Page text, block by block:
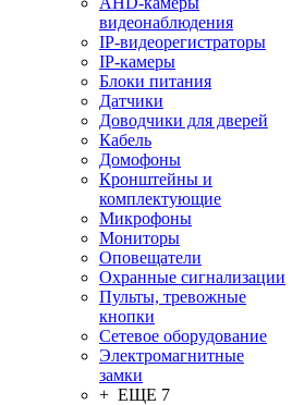
видеонаблюдения
IP-видеорегистраторы
IP-камеры
Блоки питания
Датчики
Доводчики для дверей
Кабель
Домофоны
Кронштейны и
комплектующие
Микрофоны
Мониторы
Оповещатели
Охранные сигнализации
Пульты, тревожные
кнопки
Сетевое оборудование
Электромагнитные
замки
+ ЕЩЕ 7